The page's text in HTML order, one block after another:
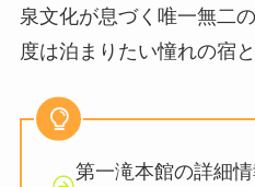
泉文化が息づく唯一無二
度は泊まりたい憧れの宿
第一滝本館の詳細